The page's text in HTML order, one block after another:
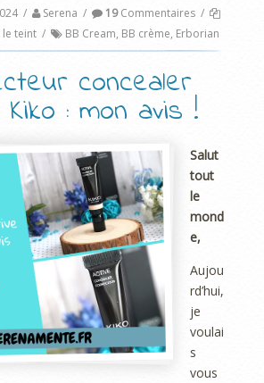
/ Serena / 19Commentaires /
teint / BB Cream, BB crème, Erborian
concealer
: mon avis !
Salut
tout
le
mond
e,
Aujou
rd’hui,
je
voulai
s
vous